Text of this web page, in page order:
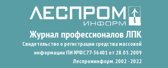
Свидетельство о регистрации средства массовой
информации ПИ №ФС77-36401 от 28.05.2009
Леспроминформ. 2002 - 2022